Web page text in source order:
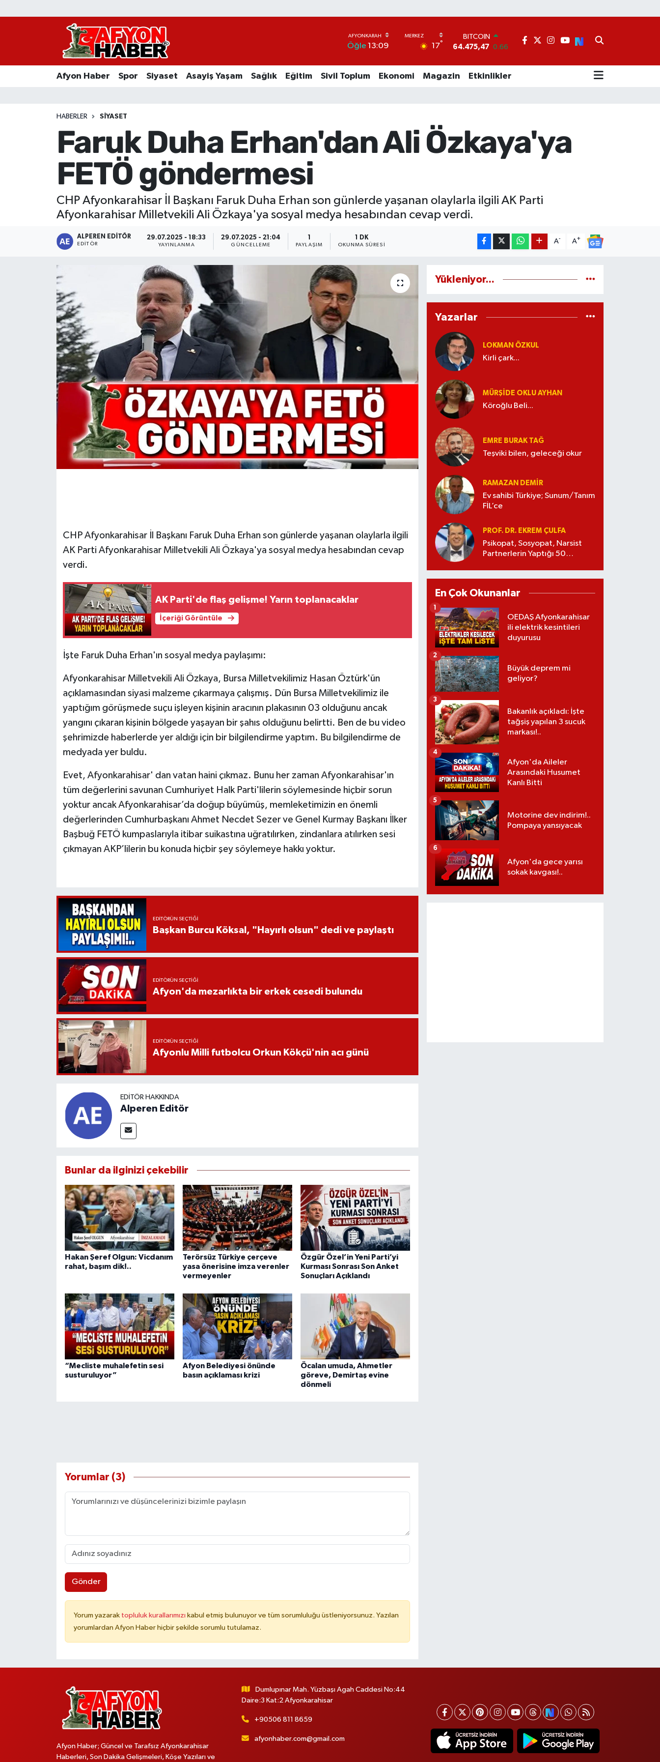
Öğle 13:09 17°
64.475,47
DOLAR
55,1336
0.18
BİST100
13.703
0
Afyon Haber Spor Siyaset Asayiş Yaşam Sağlık Eğitim Sivil Toplum Ekonomi Magazin Etkinlikler
HABERLER SIYASET
Faruk Duha Erhan'dan Ali Özkaya'ya
FETÖ göndermesi
CHP Afyonkarahisar İl Başkanı Faruk Duha Erhan son günlerde yaşanan olaylarla ilgili AK Parti
Afyonkarahisar Milletvekili Ali Özkaya'ya sosyal medya hesabından cevap verdi.
ALPEREN EDITÖR
EDITÖR
29.07.2025 - 18:33
YAYINLANMA
29.07.2025 - 21:04
GÜNCELLEME PAYLAŞIM
1 DK
OKUNMA SÜRESI
A- A+
CHP Afyonkarahisar İl Başkanı Faruk Duha Erhan son günlerde yaşanan olaylarla ilgili
AK Parti Afyonkarahisar Milletvekili Ali Özkaya'ya sosyal medya hesabından cevap
verdi.
AK Parti'de flaş gelişme! Yarın toplanacaklar
İçeriği Görüntüle
İşte Faruk Duha Erhan'ın sosyal medya paylaşımı:
Afyonkarahisar Milletvekili Ali Özkaya, Bursa Milletvekilimiz Hasan Öztürk'ün
açıklamasından siyasi malzeme çıkarmaya çalışmış. Dün Bursa Milletvekilimiz ile
yaptığım görüşmede suçu işleyen kişinin aracının plakasının 03 olduğunu ancak
yangını çıkaran kişinin bölgede yaşayan bir şahıs olduğunu belirtti. Ben de bu video
şehrimizde haberlerde yer aldığı için bir bilgilendirme yaptım. Bu bilgilendirme de
medyada yer buldu.
Evet, Afyonkarahisar' dan vatan haini çıkmaz. Bunu her zaman Afyonkarahisar'ın
tüm değerlerini savunan Cumhuriyet Halk Parti'lilerin söylemesinde hiçbir sorun
yoktur ancak Afyonkarahisar’da doğup büyümüş, memleketimizin en önemli
değerlerinden Cumhurbaşkanı Ahmet Necdet Sezer ve Genel Kurmay Başkanı İlker
Başbuğ FETÖ kumpaslarıyla itibar suikastına uğratılırken, zindanlara atılırken sesi
çıkmayan AKP’lilerin bu konuda hiçbir şey söylemeye hakkı yoktur.
EDITÖRÜN SEÇTIĞI
Başkan Burcu Köksal, "Hayırlı olsun" dedi ve paylaştı
EDITÖRÜN SEÇTIĞI
Afyon'da mezarlıkta bir erkek cesedi bulundu
EDITÖRÜN SEÇTIĞI
Afyonlu Milli futbolcu Orkun Kökçü'nin acı günü
EDITÖR HAKKINDA
Alperen Editör
Bunlar da ilginizi çekebilir
Hakan Şeref Olgun: Vicdanım
rahat, başım dik!..
Terörsüz Türkiye çerçeve
yasa önerisine imza verenler
vermeyenler
Özgür Özel’in Yeni Parti’yi
Kurması Sonrası Son Anket
Sonuçları Açıklandı
“Mecliste muhalefetin sesi
susturuluyor”
Afyon Belediyesi önünde
basın açıklaması krizi
Öcalan umuda, Ahmetler
göreve, Demirtaş evine
dönmeli
Yorumlar (3)
Gönder
Yorum yazarak topluluk kurallarımızı kabul etmiş bulunuyor ve tüm sorumluluğu üstleniyorsunuz. Yazılan
yorumlardan Afyon Haber hiçbir şekilde sorumlu tutulamaz.
Yükleniyor...
Yazarlar
LOKMAN ÖZKUL
Kirli çark...
MÜRŞIDE OKLU AYHAN
Köroğlu Beli...
EMRE BURAK TAĞ
Teşviki bilen, geleceği okur
RAMAZAN DEMİR
Ev sahibi Türkiye; Sunum/Tanım
FİL’ce
PROF. DR. EKREM ÇULFA
Psikopat, Sosyopat, Narsist
Partnerlerin Yaptığı 50
En Çok Okunanlar
OEDAŞ Afyonkarahisar
ili elektrik kesintileri
duyurusu
1
Büyük deprem mi
geliyor?
2
Bakanlık açıkladı: İşte
tağşiş yapılan 3 sucuk
markası!..
3
Afyon'da Aileler
Arasındaki Husumet
Kanlı Bitti
4
Motorine dev indirim!..
Pompaya yansıyacak
5
Afyon'da gece yarısı
sokak kavgası!..
6
Afyon Haber; Güncel ve Tarafsız Afyonkarahisar
Haberleri, Son Dakika Gelişmeleri, Köşe Yazıları ve
Dumlupınar Mah. Yüzbaşı Agah Caddesi No:44
Daire:3 Kat:2 Afyonkarahisar
+90506 811 8659
afyonhaber.com@gmail.com
Afyon Haber
Asayiş Yaşam
Ekonomi
Magazin